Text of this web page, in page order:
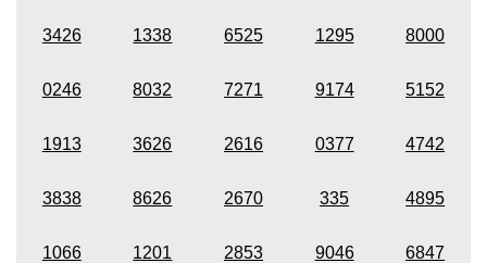
3426 1338 6525 1295 8000
0246 8032 7271 9174 5152
1913 3626 2616 0377 4742
3838 8626 2670 335 4895
1066 1201 2853 9046 6847